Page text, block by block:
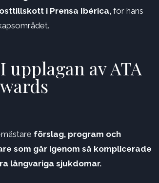
i Prensa Ibérica,för hans
upplagan av ATA
förslag, program och
som går igenom så komplicerade
långvariga sjukdomar.